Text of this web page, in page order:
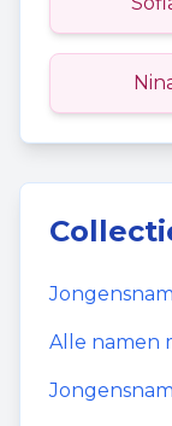
Alle namen